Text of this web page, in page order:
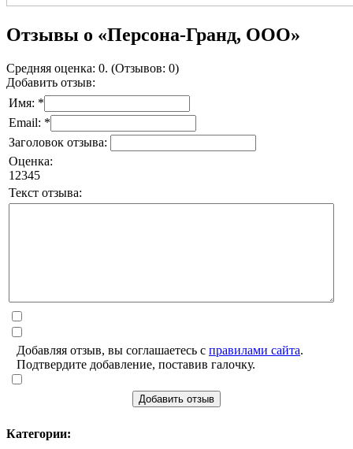
Отзывы о «Персона-Гранд, ООО»
Средняя оценка: 0. (Отзывов: 0)
Добавить отзыв:
Имя: *
Email: *
Заголовок отзыва:
Оценка:
1 2345
Текст отзыва:
Добавляя отзыв, вы соглашаетесь с правилами сайта.
Подтвердите добавление, поставив галочку.
Добавить отзыв
Категории: